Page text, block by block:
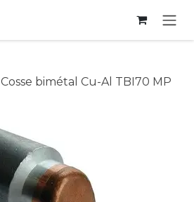
Cosse bimétal Cu-Al TBI70 MP